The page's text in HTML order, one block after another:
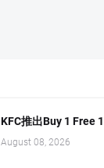
KFC推出Buy 1 Free
August 08, 2026